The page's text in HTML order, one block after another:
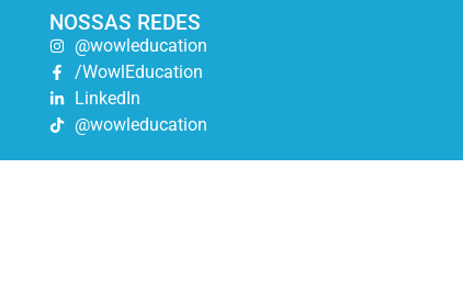
NOSSAS REDES
@wowleducation
/WowlEducation
LinkedIn
@wowleducation